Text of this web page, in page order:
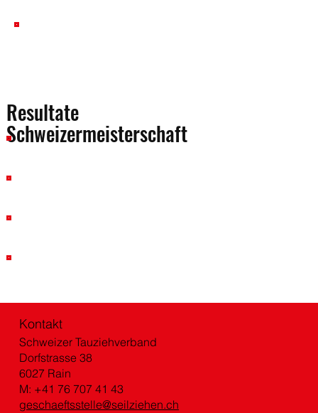
Resultate
Schweizermeisterschaft
Kontakt
Schweizer Tauziehverband
Dorfstrasse 38
6027 Rain
M: +41 76 707 41 43
geschaeftsstelle@seilziehen.ch